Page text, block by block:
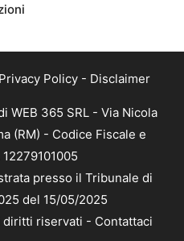
Privacy Policy - Disclaimer
WEB 365 SRL - Via Nicola
(RM) - Codice Fiscale e
presso il Tribunale di
del 15/05/2025
riservati - Contattaci